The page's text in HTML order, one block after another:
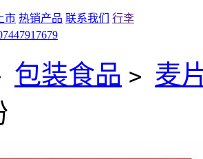
市 热销产品 联系我们
行李
包装食品 > 麦